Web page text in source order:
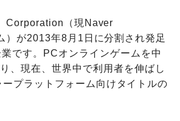
Corporation（現Naver
が2013年8月1日に分割され発足
です。PCオンラインゲームを中
、現在、世界中で利用者を伸ばし
プラットフォーム向けタイトルの